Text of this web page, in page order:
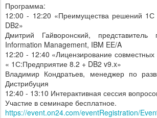
Программа:
12:00 - 12:20 «Преимущества решений
DB2»
Дмитрий Гайворонский,
Information Management, IBM EE/A
12:20 - 12:40 «Лицензирование совместных
« 1С:Предприятие 8.2 + DB2 v9.x»
Владимир Кондратьев, менеджер по
Дистрибуция
12:40 - 13:10 Интерактивная сессия
Участие в семинаре бесплатное.
https://event.on24.com/eventRegistration/